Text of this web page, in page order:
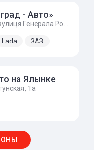
- Авто»
Lada ЗАЗ
на Ялынке
1а